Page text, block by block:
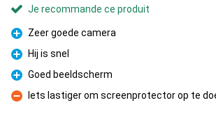
Je recommande ce produit
Pour
Zeer goede camera
Pour
Hij is snel
Pour
Goed beeldscherm
Contre
Iets lastiger om screenprotector op te